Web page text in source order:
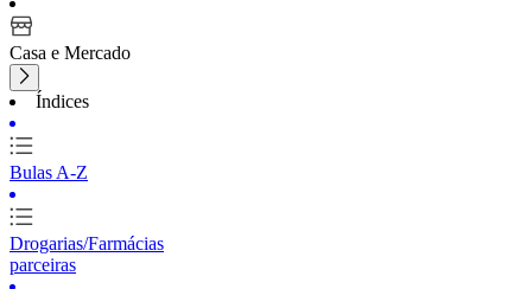
Casa e Mercado
Índices
Bulas A-Z
Drogarias/Farmácias
parceiras